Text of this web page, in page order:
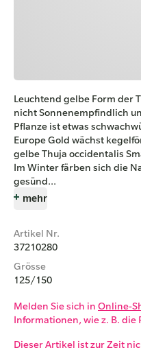
Leuchtend gelbe Form der
nicht Sonnenempfindlich
Pflanze ist etwas
Europe Gold wächst
gelbe Thuja occidentalis
Im Winter färben sich die
gesünd...
mehr
Artikel Nr.
37210280
Grösse
125/150
Melden Sie sich in Online-
Informationen, wie z. B. die
Dieser Artikel ist zur Zeit